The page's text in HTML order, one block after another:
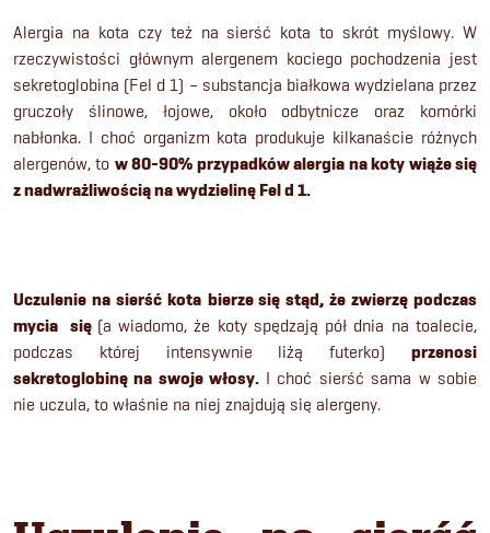
Alergia na kota czy też na sierść kota to skrót myślowy. W
rzeczywistości głównym alergenem kociego pochodzenia jest
sekretoglobina (Fel d 1) – substancja białkowa wydzielana przez
gruczoły ślinowe, łojowe, około odbytnicze oraz komórki
nabłonka. I choć organizm kota produkuje kilkanaście różnych
alergenów, to w 80-90% przypadków alergia na koty wiąże się
z nadwrażliwością na wydzielinę Fel d 1.
Uczulenie na sierść kota bierze się stąd, że zwierzę podczas
mycia się (a wiadomo, że koty spędzają pół dnia na toalecie,
podczas której intensywnie liżą futerko)
przenosi
sekretoglobinę na swoje włosy. I choć sierść sama w sobie
nie uczula, to właśnie na niej znajdują się alergeny.